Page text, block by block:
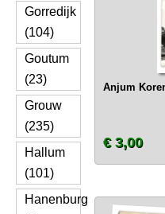
Gorredijk
(104)
Goutum
(23)
Grouw
(235)
Hallum
(101)
Hanenburg
Anjum
€ 3,00